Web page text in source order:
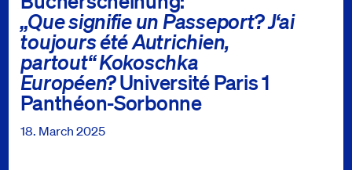
Bucherscheinung: „Que signifie un Passeport? J‘ai
„Que signifie un Passeport? J‘ai
toujours été Autrichien,
partout“ Kokoschka
Européen?Université Paris 1
Panthéon-Sorbonne
18. March 2025